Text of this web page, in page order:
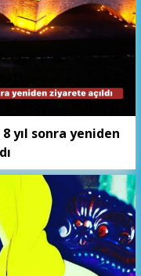
yıl sonra yeniden